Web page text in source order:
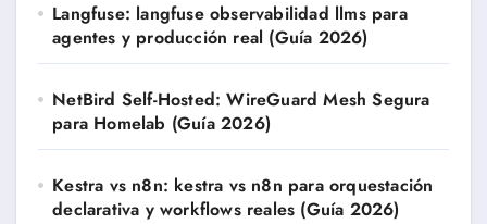
Langfuse: langfuse observabilidad llms para
agentes y producción real (Guía 2026)
NetBird Self-Hosted: WireGuard Mesh Segura
para Homelab (Guía 2026)
Kestra vs n8n: kestra vs n8n para orquestación
declarativa y workflows reales (Guía 2026)